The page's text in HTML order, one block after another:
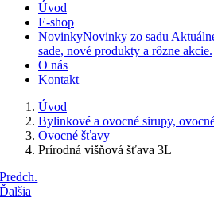
Úvod
E-shop
NovinkyNovinky zo sadu
sade, nové produkty a rôzne akcie.
O nás
Kontakt
Úvod
Bylinkové a ovocné sirupy,
Ovocné šťavy
Prírodná višňová šťava 3L
Predch.
Ďalšia